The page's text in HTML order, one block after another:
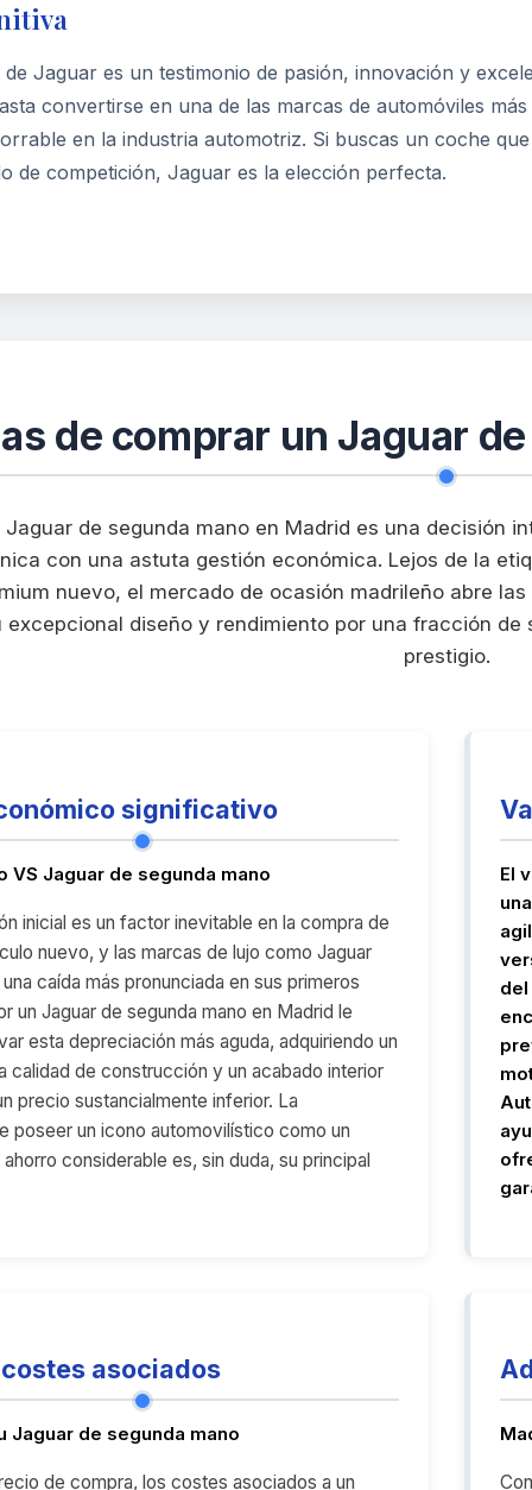
de Jaguar es un testimonio de pasión, innovación y
convertirse en una de las marcas de automóviles
en la industria automotriz. Si buscas un coche
de competición, Jaguar es la elección perfecta.
de comprar un Jaguar
Jaguar de segunda mano en Madrid es una decisión
con una astuta gestión económica. Lejos de la
nuevo, el mercado de ocasión madrileño abre
excepcional diseño y rendimiento por una fracción
prestigio.
significativo
VS Jaguar de segunda mano
inicial es un factor inevitable en la compra de
nuevo, y las marcas de lujo como Jaguar
caída más pronunciada en sus primeros
un Jaguar de segunda mano en Madrid le
esta depreciación más aguda, adquiriendo un
calidad de construcción y un acabado interior
precio sustancialmente inferior. La
poseer un icono automovilístico como un
considerable es, sin duda, su principal
El
asociados
Jaguar de segunda mano
de compra, los costes asociados a un